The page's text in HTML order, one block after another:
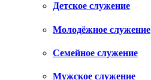
Детское служение
Молодёжное служение
Семейное служение
Мужское служение